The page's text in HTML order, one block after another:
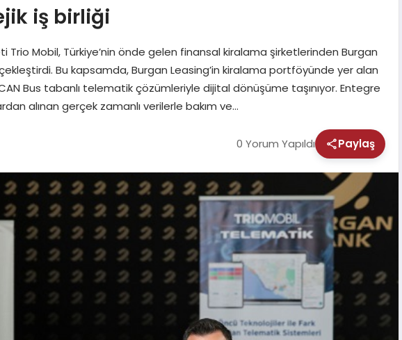
iş birliği
Trio Mobil, Türkiye’nin önde gelen finansal kiralama şirketlerinden Burgan
Bu kapsamda, Burgan Leasing’in kiralama portföyünde yer alan
Bus tabanlı telematik çözümleriyle dijital dönüşüme taşınıyor. Entegre
alınan gerçek zamanlı verilerle bakım ve…
0 Yorum Yapıldı Paylaş